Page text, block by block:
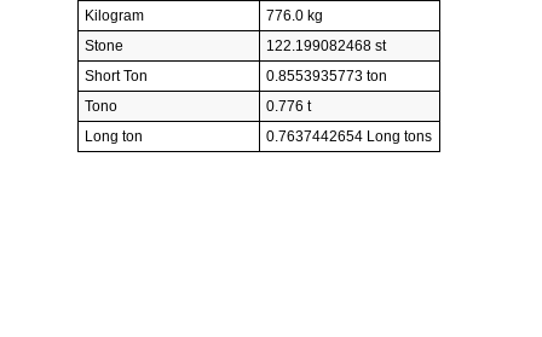
Kilogram
776.0 kg
Stone
122.199082468 st
Short Ton
0.8553935773 ton
Tono
0.776 t
Long ton
0.7637442654 Long tons